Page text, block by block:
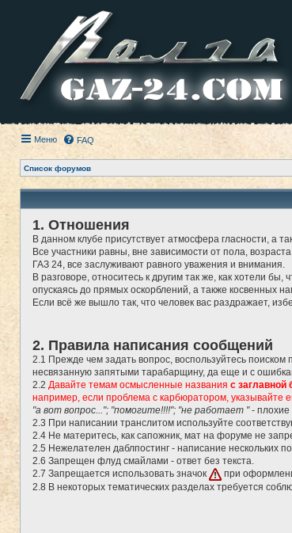
Меню FAQ
Список форумов
1. Отношения
В данном клубе присутствует атмосфера гласности, а
Все участники равны, вне зависимости от пола,
ГАЗ 24, все заслуживают равного уважения и внимания.
В разговоре, относитесь к другим так же, как хотели
опускаясь до прямых оскорблений, а также косвенных
Если всё же вышло так, что человек вас раздражает,
2. Правила написания сообщений
2.1 Прежде чем задать вопрос, воспользуйтесь
несвязанную запятыми тарабарщину, да еще и с
2.2 Давайте темам осмысленные названия с заглавной
например, если проблема с карбюратором, указывайте
"а вот вопрос..."; "помогите!!!!"; "не работает "- плохие
2.3 При написании транслитом используйте
2.4 Не материтесь, как сапожник, мат на форуме не
2.5 Нежелателен даблпостинг - написание нескольких
2.6 Запрещен флуд смайлами - ответ без текста.
2.7 Запрещается использовать значок
при
2.8 В некоторых тематических разделах требуется